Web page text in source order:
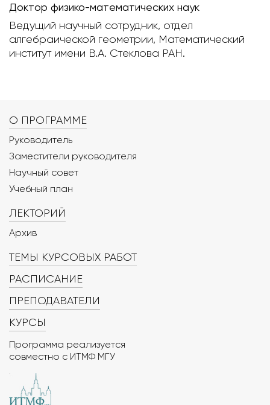
Доктор физико-математических наук
Ведущий научный сотрудник, отдел
алгебраической геометрии, Математический
институт имени В.А. Стеклова РАН.
О ПРОГРАММЕ
Руководитель
Заместители руководителя
Научный совет
Учебный план
ЛЕКТОРИЙ
Архив
ТЕМЫ КУРСОВЫХ РАБОТ
РАСПИСАНИЕ
ПРЕПОДАВАТЕЛИ
КУРСЫ
Программа реализуется
совместно с ИТМФ МГУ